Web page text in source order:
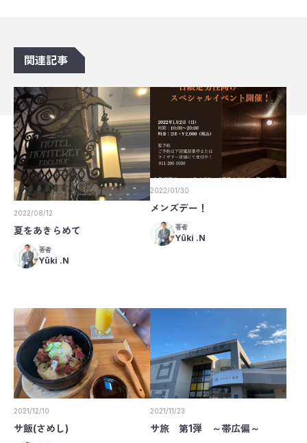
関連記事
2022/08/12
夏をあきらめて
著者
Yûki .N
2022/01/30
メンズデー！
著者
Yûki .N
2021/12/10
サ飯(さめし)
2021/11/23
サ旅 第1弾 ～帯広偏～